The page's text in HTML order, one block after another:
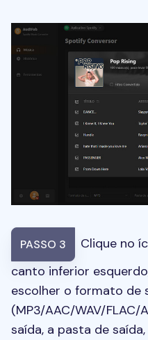
PASSO 3 Clique no
canto inferior
escolher o formato de
(MP3/AAC/WAV/FLAC/
saída, a pasta de